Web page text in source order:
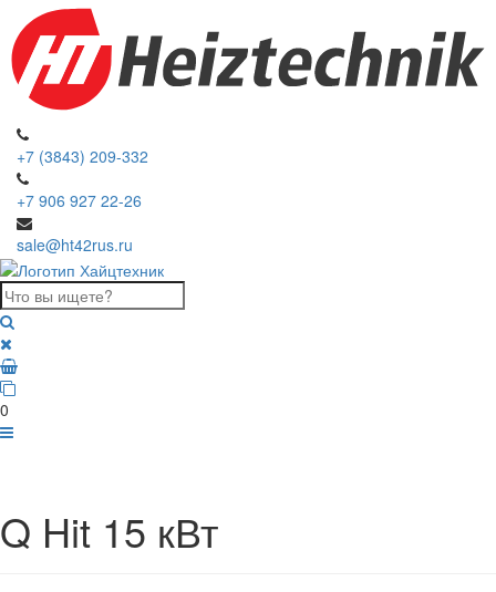
+7 (3843) 209-332
+7 906 927 22-26
sale@ht42rus.ru
0
Q Hit 15 кВт